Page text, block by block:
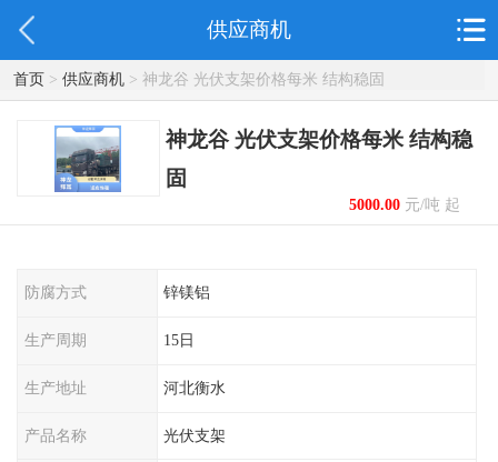
供应商机
首页> 供应商机> 神龙谷 光伏支架价格每米 结构稳固
神龙谷 光伏支架价格每米 结构稳
固
5000.00元/吨 起
防腐方式 锌镁铝
生产周期 15日
生产地址 河北衡水
产品名称 光伏支架